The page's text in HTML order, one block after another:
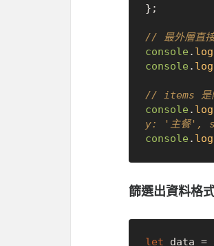
};
// 最外層直
console . log
console . log
// items 是
console . log
y: '主餐',
console . log
篩選出資料格
let data =